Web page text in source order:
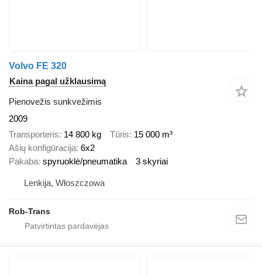
Volvo FE 320
Kaina pagal užklausimą
Pienovežis sunkvežimis
2009
Transporteris 14 800 kg Tūris 15 000 m³
Ašių konfigūracija 6x2
Pakaba spyruoklė/pneumatika 3 skyriai
Lenkija, Włoszczowa
Rob-Trans